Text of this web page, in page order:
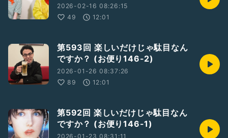
2026-02-16 08:26:15
49
12:01
第593回 楽しいだけじゃ駄目なん
ですか？ (お便り146-2)
2026-01-26 08:37:26
89
12:01
第592回 楽しいだけじゃ駄目なん
ですか？ (お便り146-1)
2026-01-23 08:31:11